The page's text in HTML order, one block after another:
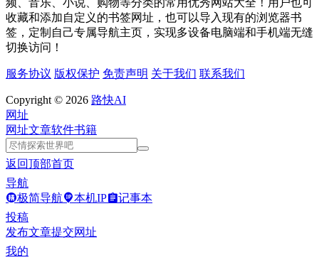
收藏和添加自定义的书签网址，也可以导入现有的浏览器书
签，定制自己专属导航主页，实现多设备电脑端和手机端无缝
切换访问！
服务协议 版权保护 免责声明 关于我们 联系我们
Copyright © 2026 路快AI
网址
网址文章软件书籍
返回顶部首页
导航
极简导航
本机IP
记事本
投稿
发布文章提交网址
我的